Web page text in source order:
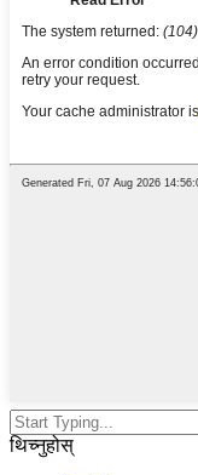
थिच्नुहोस्